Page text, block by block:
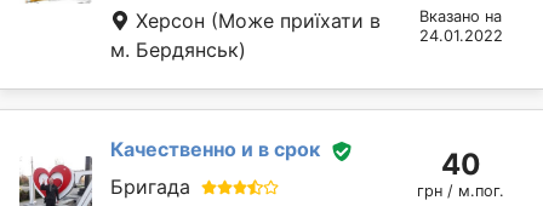
Херсон (Може приїхати в
м. Бердянськ)
Вказано на
24.01.2022
Качественно и в срок
Бригада
40
грн / м.пог.